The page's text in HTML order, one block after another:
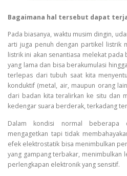
Bagaimana hal tersebut dapat
Pada biasanya, waktu musim dingin,
arti juga penuh dengan partikel listrik
listrik ini akan senantiasa melekat
yang lama dan bisa berakumulasi
terlepas dari tubuh saat kita
konduktif (metal, air, maupun orang
dari badan kita teralirkan ke situ dan
kedengar suara berderak, terkadang
Dalam kondisi normal beberapa
mengagetkan tapi tidak
efek elektrostatik bisa menimbulkan
yang gampang terbakar, menimbulkan
perlengkapan elektronik yang sensitif.